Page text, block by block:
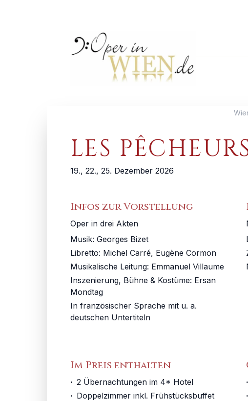
LES
19., 22., 25. Dezember 2026
Infos zur Vorstellung
Oper in drei Akten
Musik: Georges Bizet
Libretto: Michel Carré, Eugène Cormon
Musikalische Leitung: Emmanuel Villaume
Inszenierung, Bühne & Kostüme: Ersan
Mondtag
In französischer Sprache mit u. a.
deutschen Untertiteln
Im Preis enthalten
· 2 Übernachtungen im 4* Hotel
· Doppelzimmer inkl. Frühstücksbuffet
·
·